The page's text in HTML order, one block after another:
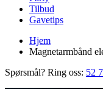
Tilbud
Gavetips
Hjem
Magnetarmbånd
Spørsmål? Ring oss: 52